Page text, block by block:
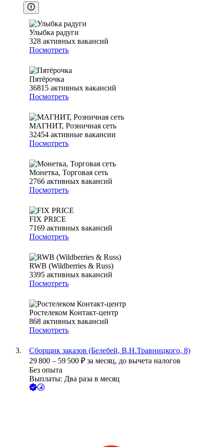
Улыбка радуги
328 активных вакансий
Посмотреть
Пятёрочка
36815 активных вакансий
Посмотреть
МАГНИТ, Розничная сеть
32454 активные вакансии
Посмотреть
Монетка, Торговая сеть
2766 активных вакансий
Посмотреть
FIX PRICE
7169 активных вакансий
Посмотреть
RWB (Wildberries & Russ)
3395 активных вакансий
Посмотреть
Ростелеком Контакт-центр
868 активных вакансий
Посмотреть
Сборщик заказов (Белебей, В.Н.Травницкого, 8)
29 800 – 59 500 ₽ за месяц, до вычета налогов
Без опыта
Выплаты: Два раза в месяц